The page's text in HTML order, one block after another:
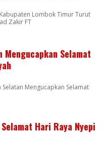
Lombok Timur Turut
Zakir FT
Mengucapkan Selamat
Mengucapkan Selamat
Hari Raya Nyepi